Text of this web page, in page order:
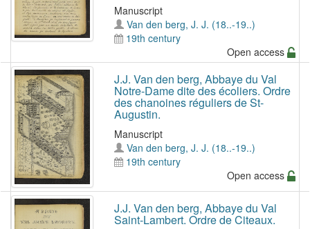
Manuscript
Van den berg, J. J. (18..-19..)
19th century
Open access
J.J. Van den berg, Abbaye du Val
Notre-Dame dite des écoliers. Ordre
des chanoines réguliers de St-
Augustin.
Manuscript
Van den berg, J. J. (18..-19..)
19th century
Open access
J.J. Van den berg, Abbaye du Val
Saint-Lambert. Ordre de Citeaux.